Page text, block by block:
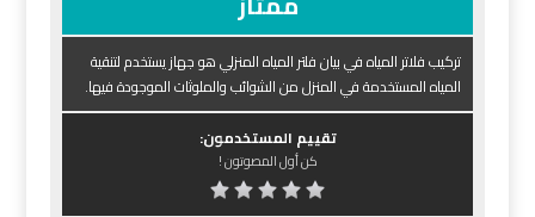
تركيب فلاتر المياه في بيان فلتر المياه المنزلي هو جهاز يستخدم لتنقية
المياه المستخدمة في المنزل من الشوائب والملوثات الموجودة فيها.
تقييم المستخدمون:
كن أول المصوتون !